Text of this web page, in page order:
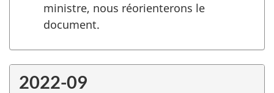
ministre, nous réorienterons le
document.
2022-09